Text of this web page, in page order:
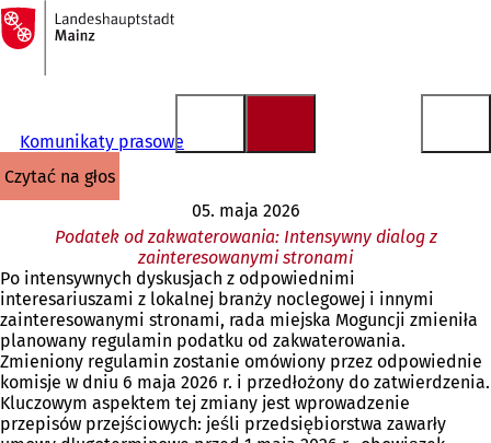
Przejdź do treści
Do
strony
głównej
Komunikaty prasowe
czytać na głos
05. maja 2026
Podatek od zakwaterowania: Intensywny dialog z
zainteresowanymi stronami
Po intensywnych dyskusjach z odpowiednimi
interesariuszami z lokalnej branży noclegowej i innymi
zainteresowanymi stronami, rada miejska Moguncji zmieniła
planowany regulamin podatku od zakwaterowania.
Zmieniony regulamin zostanie omówiony przez odpowiednie
komisje w dniu 6 maja 2026 r. i przedłożony do zatwierdzenia.
Kluczowym aspektem tej zmiany jest wprowadzenie
przepisów przejściowych: jeśli przedsiębiorstwa zawarły